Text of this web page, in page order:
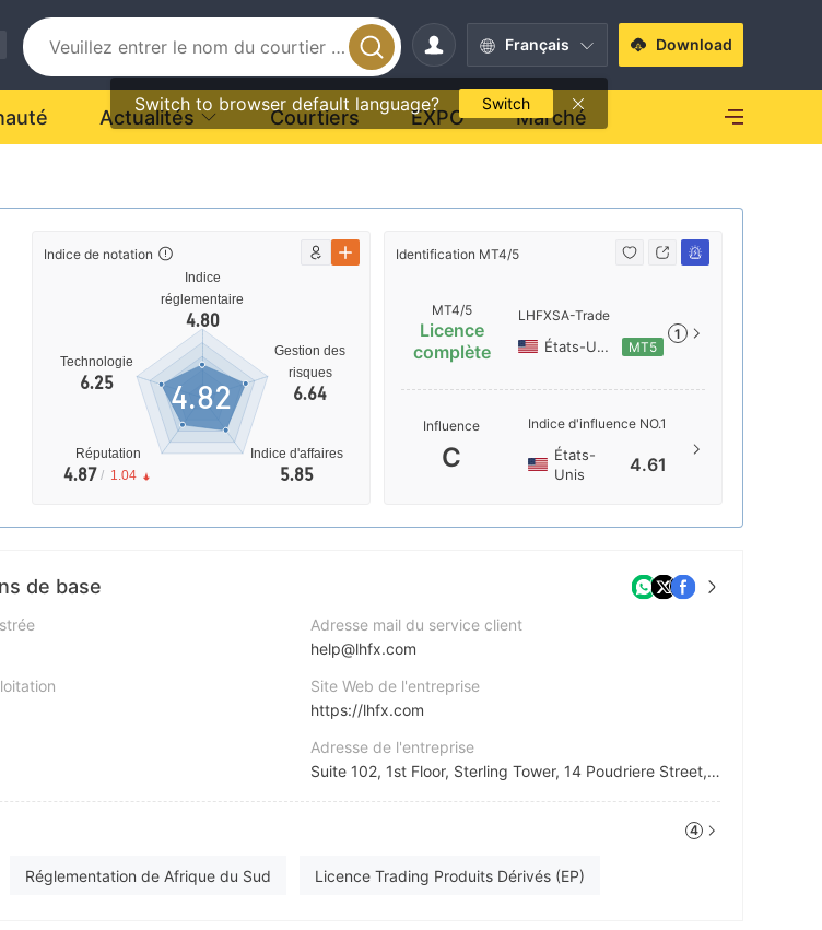
Français
Switch to browser default language? Switch
Download
Actualités Courtiers EXPO Marché
Indice de notation
Indice
réglementaire
4.80
Technologie
6.25
Réputation
4.87 / 1.04
Indice d'affaires
5.85
Gestion des
risques
6.64
4.82
Identification MT4/5
MT4/5
Licence
complète
LHFXSA-Trade
États-Unis MT5
1
Influence
C
Indice d'influence NO.1
États-
Unis
4.61
de base
Adresse mail du service client
help@lhfx.com
Site Web de l'entreprise
https://lhfx.com
Adresse de l'entreprise
Suite 102, 1st Floor, Sterling Tower, 14 Poudriere Street, Port-Louis, Mauritius
X
Instagram
4
Réglementation de Afrique du Sud Licence Trading Produits Dérivés (EP)